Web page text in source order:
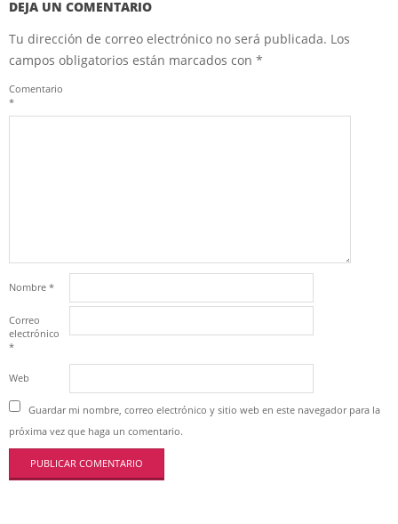
DEJA UN COMENTARIO
Tu dirección de correo electrónico no será publicada. Los
campos obligatorios están marcados con *
Comentario
*
Nombre *
Correo
electrónico
*
Web
Guardar mi nombre, correo electrónico y sitio web en este navegador para la
próxima vez que haga un comentario.